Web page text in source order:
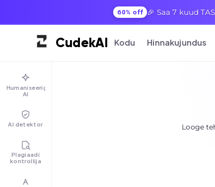
60% off 🎉 Saa 7 kuud
CudekAI Kodu Hinnakujundus
Humaniseerige
AI
AI detektor
Plagiaadi
kontrollija
Looge